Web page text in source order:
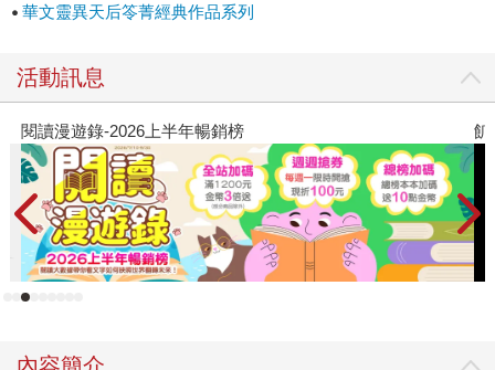
華文靈異天后笭菁經典作品系列
活動訊息
飢餓遊戲前傳贈早優券